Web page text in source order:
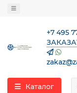
+7 495
Каталог